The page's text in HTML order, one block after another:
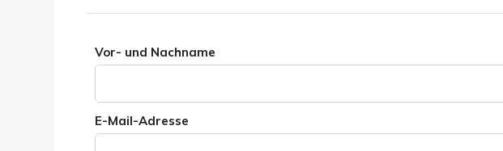
Vor- und Nachname
E-Mail-Adresse